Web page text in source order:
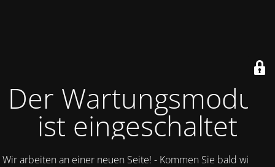
Der Wartungsmodus
ist eingeschaltet
Wir arbeiten an einer neuen Seite! - Kommen Sie bald wieder.